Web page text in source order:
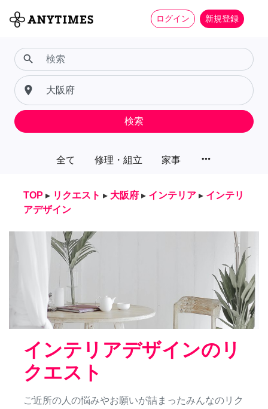
ログイン 新規登録
全て 修理・組立 家事 more_horiz
search
place
検索
TOP ▸ リクエスト ▸ 大阪府 ▸ インテリア ▸ インテリ
アデザイン
インテリアデザインのリ
クエスト
ご近所の人の悩みやお願いが詰まったみんなのリク